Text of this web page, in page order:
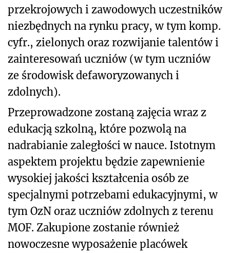
przekrojowych i zawodowych uczestników
niezbędnych na rynku pracy, w tym komp.
cyfr., zielonych oraz rozwijanie talentów i
zainteresowań uczniów (w tym uczniów
ze środowisk defaworyzowanych i
zdolnych).
Przeprowadzone zostaną zajęcia wraz z
edukacją szkolną, które pozwolą na
nadrabianie zaległości w nauce. Istotnym
aspektem projektu będzie zapewnienie
wysokiej jakości kształcenia osób ze
specjalnymi potrzebami edukacyjnymi, w
tym OzN oraz uczniów zdolnych z terenu
MOF. Zakupione zostanie również
nowoczesne wyposażenie placówek